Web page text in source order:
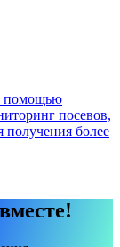
помощью
посевов,
получения более